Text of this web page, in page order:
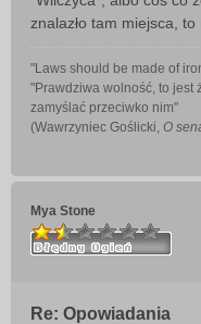
znalazło tam miejsca,
"Laws should be made of
"Prawdziwa wolność, to jest
zamyślać przeciwko nim"
(Wawrzyniec Goślicki, O
Mya Stone
Re: Opowiadania